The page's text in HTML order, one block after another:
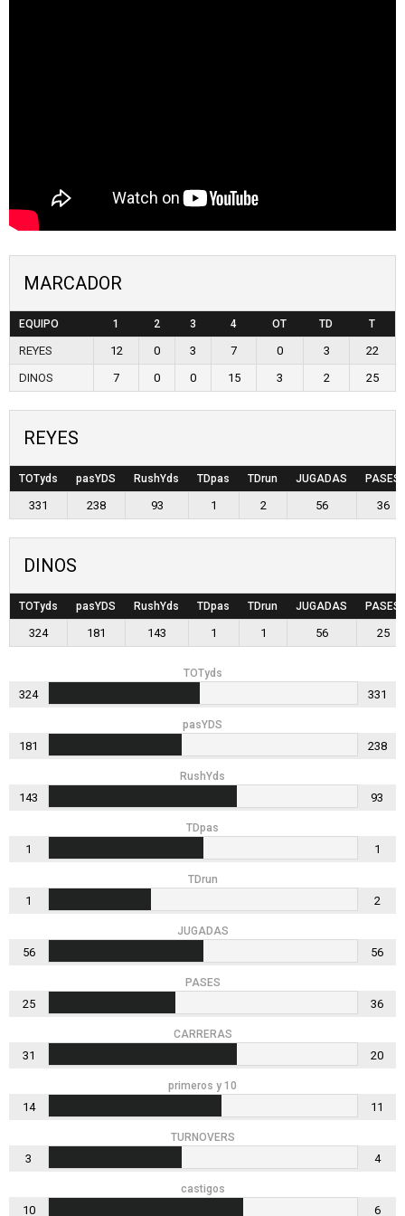
MARCADOR
EQUIPO 1 2 3 4 OT TD T
REYES 12 0 3 7 0 3
22
DINOS
7 0 0 15 3 2 25
REYES
TOTyds pasYDS RushYds TDpas TDrun JUGADAS PASES
331 238 93 1 2 56 36
DINOS
TOTyds pasYDS RushYds TDpas TDrun JUGADAS PASES
324 181 143 1 1 56 25
TOTyds
324 331
pasYDS
181 238
RushYds
143 93
TDpas
1 1
TDrun
1 2
JUGADAS
56 56
PASES
25 36
CARRERAS
31 20
primeros y 10
14 11
TURNOVERS
3 4
castigos
10 6